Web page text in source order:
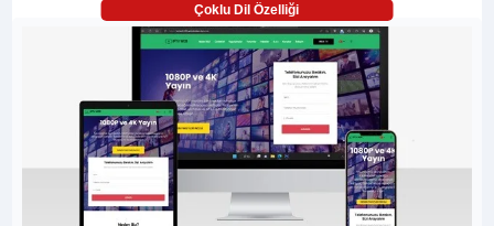
Çoklu Dil Özelliği